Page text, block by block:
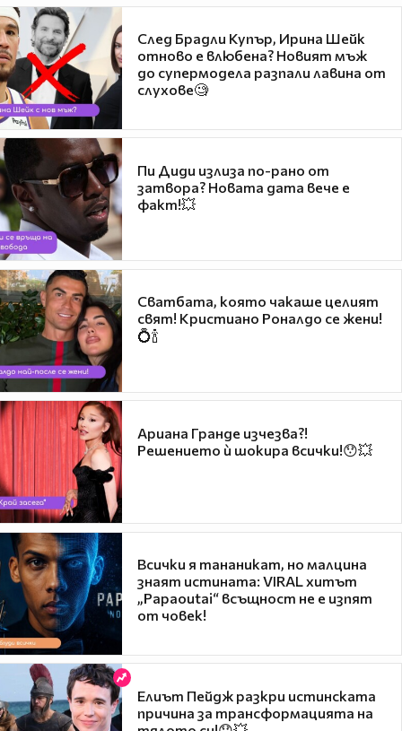
След Брадли Купър, Ирина Шейк
отново е влюбена? Новият мъж
до супермодела разпали лавина от
слухове🧐
Пи Диди излиза по-рано от
затвора? Новата дата вече е
факт!💥
Сватбата, която чакаше целият
свят! Кристиано Роналдо се жени!
💍🍾
Ариана Гранде изчезва?!
Решението ѝ шокира всички!😯💥
Всички я тананикат, но малцина
знаят истината: VIRAL хитът
„Papaoutai“ всъщност не е изпят
от човек!
Елиът Пейдж разкри истинската
причина за трансформацията на